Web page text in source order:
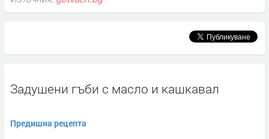
Задушени гъби с масло и кашкавал
Предишна рецепта